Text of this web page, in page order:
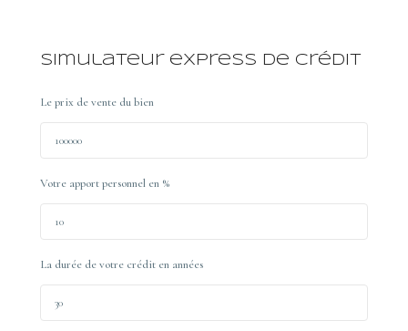
Simulateur express de crédit
Le prix de vente du bien
Votre apport personnel en %
La durée de votre crédit en années